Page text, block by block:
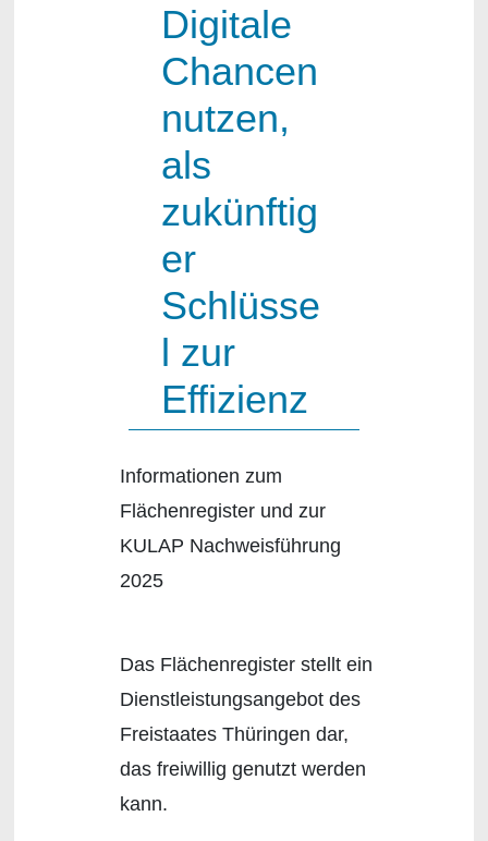
Digitale
Chancen
nutzen,
als
zukünftig
er
Schlüsse
l zur
Effizienz
Informationen zum
Flächenregister und zur
KULAP Nachweisführung
2025
Das Flächenregister stellt ein
Dienstleistungsangebot des
Freistaates Thüringen dar,
das freiwillig genutzt werden
kann.